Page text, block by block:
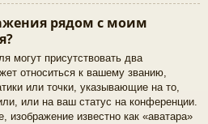
рядом с моим
могут присутствовать два
относиться к вашему званию,
или точки, указывающие на то,
или на ваш статус на конференции.
изображение известно как «аватара»